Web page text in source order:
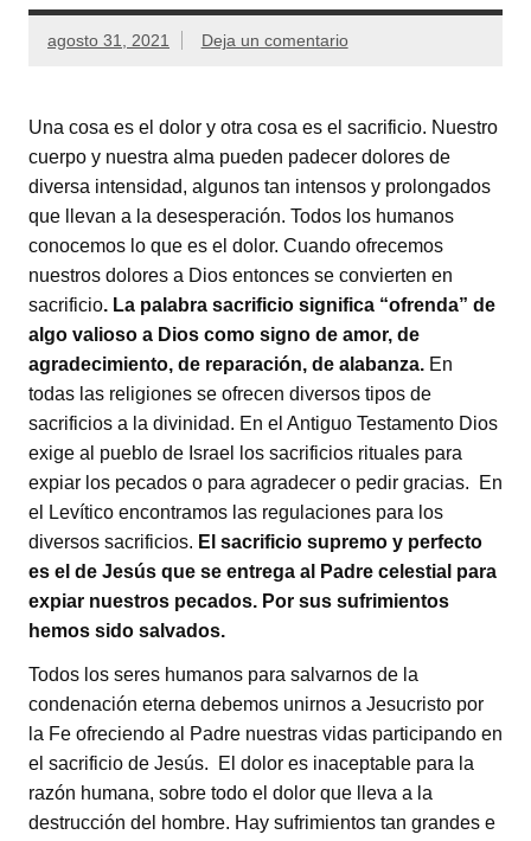
agosto 31, 2021 Deja un comentario
Una cosa es el dolor y otra cosa es el sacrificio. Nuestro
cuerpo y nuestra alma pueden padecer dolores de
diversa intensidad, algunos tan intensos y prolongados
que llevan a la desesperación. Todos los humanos
conocemos lo que es el dolor. Cuando ofrecemos
nuestros dolores a Dios entonces se convierten en
sacrificio. La palabra sacrificio significa “ofrenda” de
algo valioso a Dios como signo de amor, de
agradecimiento, de reparación, de alabanza. En
todas las religiones se ofrecen diversos tipos de
sacrificios a la divinidad. En el Antiguo Testamento Dios
exige al pueblo de Israel los sacrificios rituales para
expiar los pecados o para agradecer o pedir gracias. En
el Levítico encontramos las regulaciones para los
diversos sacrificios. El sacrificio supremo y perfecto
es el de Jesús que se entrega al Padre celestial para
expiar nuestros pecados. Por sus sufrimientos
hemos sido salvados.
Todos los seres humanos para salvarnos de la
condenación eterna debemos unirnos a Jesucristo por
la Fe ofreciendo al Padre nuestras vidas participando en
el sacrificio de Jesús. El dolor es inaceptable para la
razón humana, sobre todo el dolor que lleva a la
destrucción del hombre. Hay sufrimientos tan grandes e